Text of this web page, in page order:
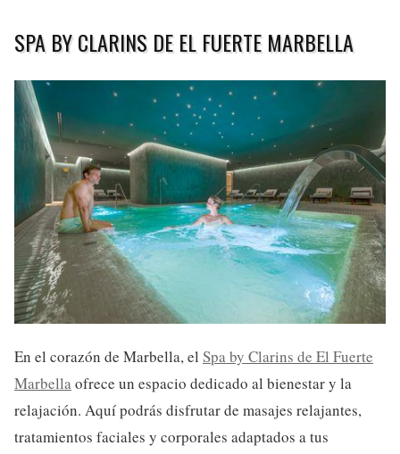
SPA BY CLARINS DE EL FUERTE MARBELLA
En el corazón de Marbella, el Spa by Clarins de El Fuerte
Marbellaofrece un espacio dedicado al bienestar y la
relajación. Aquí podrás disfrutar de masajes relajantes,
tratamientos faciales y corporales adaptados a tus